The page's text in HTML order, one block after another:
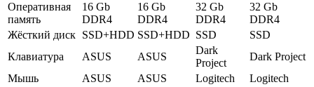
Оперативная
память
16 Gb
DDR4
16 Gb
DDR4
32 Gb
DDR4
32 Gb
DDR4
Жёсткий диск SSD+HDD SSD+HDD SSD
SSD
Клавиатура
ASUS ASUS
Dark
Project
Dark Project
Мышь
ASUS ASUS Logitech
Logitech